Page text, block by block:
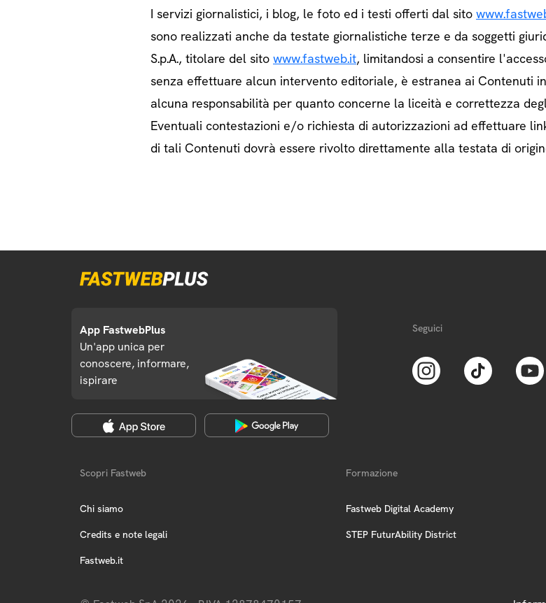
I servizi giornalistici, i blog, le foto ed i testi offerti dal sito
sono realizzati anche da testate giornalistiche terze e da soggetti
S.p.A., titolare del sito www.fastweb.it, limitandosi a consentire
senza effettuare alcun intervento editoriale, è estranea ai Contenuti
alcuna responsabilità per quanto concerne la liceità e correttezza
Eventuali contestazioni e/o richiesta di autorizzazioni ad effettuare
di tali Contenuti dovrà essere rivolto direttamente alla testata di
App FastwebPlus
Un'app unica per
conoscere, informare,
ispirare
Seguici
Scopri Fastweb
Chi siamo
Credits e note legali
Fastweb.it
Formazione
Fastweb Digital Academy
STEP FuturAbility District